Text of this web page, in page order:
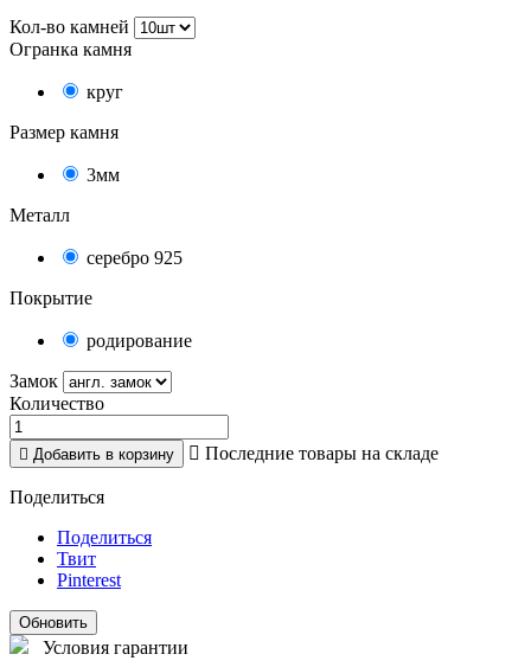
Кол-во камней
Огранка камня
круг
Размер камня
3мм
Металл
серебро 925
Покрытие
родирование
Замок
Количество
 Добавить в корзину  Последние товары на складе
Поделиться
Поделиться
Твит
Pinterest
Условия гарантии